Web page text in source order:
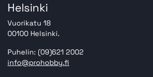
Helsinki
Vuorikatu 18
00100 Helsinki.
Puhelin: (09)621 2002
info@prohobby.fi